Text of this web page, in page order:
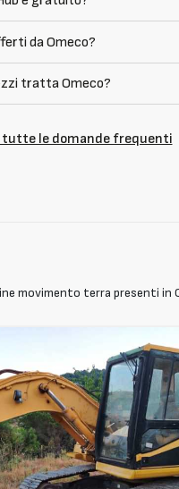
da Omeco?
tratta Omeco?
tutte le domande frequenti
movimento terra presenti in